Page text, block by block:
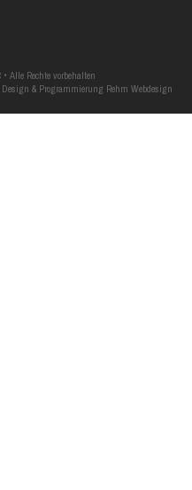
Alle Rechte vorbehalten
Design & Programmierung Rehm Webdesign